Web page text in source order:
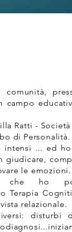
Ratti -
di Personalità.
... ed
giudicare,
le emozioni.
che ho
Terapia
relazionale.
disturbi